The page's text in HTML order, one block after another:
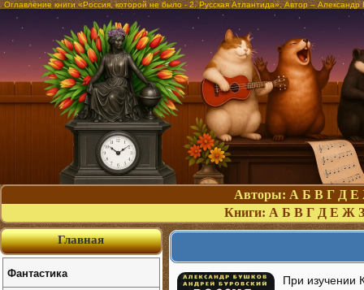
Оглавление книги «Россия, которой не было - 2. Русская Атлантида». Автор –
Авторы: А Б В Г Д Е
Книги: А Б В Г Д Е Ж З
При изучении
Главная
Фантастика